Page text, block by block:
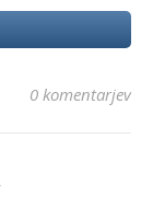
0 komentarjev